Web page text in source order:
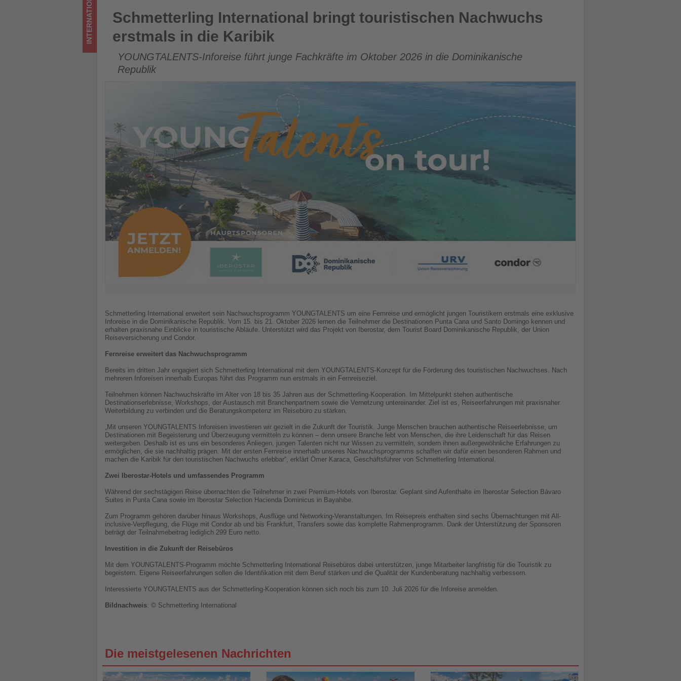
Tourismus
Schmetterling International bringt touristischen Nachwuchs erstmals in die Karibik
INTERNATIONAL
Schmetterling International bringt touristischen Nachwuchs
erstmals in die Karibik
YOUNGTALENTS-Inforeise führt junge Fachkräfte im Oktober 2026 in die Dominikanische
Republik
Schmetterling International erweitert sein Nachwuchsprogramm YOUNGTALENTS um eine Fernreise und ermöglicht jungen Touristikern erstmals eine exklusive
Inforeise in die Dominikanische Republik. Vom 15. bis 21. Oktober 2026 lernen die Teilnehmer die Destinationen Punta Cana und Santo Domingo kennen und
erhalten praxisnahe Einblicke in touristische Abläufe. Unterstützt wird das Projekt von Iberostar, dem Tourist Board Dominikanische Republik, der Union
Reiseversicherung und Condor.
Fernreise erweitert das Nachwuchsprogramm
Bereits im dritten Jahr engagiert sich Schmetterling International mit dem YOUNGTALENTS-Konzept für die Förderung des touristischen Nachwuchses. Nach
mehreren Inforeisen innerhalb Europas führt das Programm nun erstmals in ein Fernreiseziel.
Teilnehmen können Nachwuchskräfte im Alter von 18 bis 35 Jahren aus der Schmetterling-Kooperation. Im Mittelpunkt stehen authentische
Destinationserlebnisse, Workshops, der Austausch mit Branchenpartnern sowie die Vernetzung untereinander. Ziel ist es, Reiseerfahrungen mit praxisnaher
Weiterbildung zu verbinden und die Beratungskompetenz im Reisebüro zu stärken.
„Mit unseren YOUNGTALENTS Inforeisen investieren wir gezielt in die Zukunft der Touristik. Junge Menschen brauchen authentische Reiseerlebnisse, um
Destinationen mit Begeisterung und Überzeugung vermitteln zu können – denn unsere Branche lebt von Menschen, die ihre Leidenschaft für das Reisen
weitergeben. Deshalb ist es uns ein besonderes Anliegen, jungen Talenten nicht nur Wissen zu vermitteln, sondern ihnen außergewöhnliche Erfahrungen zu
ermöglichen, die sie nachhaltig prägen. Mit der ersten Fernreise innerhalb unseres Nachwuchsprogramms schaffen wir dafür einen besonderen Rahmen und
machen die Karibik für den touristischen Nachwuchs erlebbar“, erklärt Ömer Karaca, Geschäftsführer von Schmetterling International.
Zwei Iberostar-Hotels und umfassendes Programm
Während der sechstägigen Reise übernachten die Teilnehmer in zwei Premium-Hotels von Iberostar. Geplant sind Aufenthalte im Iberostar Selection Bávaro
Suites in Punta Cana sowie im Iberostar Selection Hacienda Dominicus in Bayahibe.
Zum Programm gehören darüber hinaus Workshops, Ausflüge und Networking-Veranstaltungen. Im Reisepreis enthalten sind sechs Übernachtungen mit All-
inclusive-Verpflegung, die Flüge mit Condor ab und bis Frankfurt, Transfers sowie das komplette Rahmenprogramm. Dank der Unterstützung der Sponsoren
beträgt der Teilnahmebeitrag lediglich 299 Euro netto.
Investition in die Zukunft der Reisebüros
Mit dem YOUNGTALENTS-Programm möchte Schmetterling International Reisebüros dabei unterstützen, junge Mitarbeiter langfristig für die Touristik zu
begeistern. Eigene Reiseerfahrungen sollen die Identifikation mit dem Beruf stärken und die Qualität der Kundenberatung nachhaltig verbessern.
Interessierte YOUNGTALENTS aus der Schmetterling-Kooperation können sich noch bis zum 10. Juli 2026 für die Inforeise anmelden.
Bildnachweis: © Schmetterling International
Die meistgelesenen Nachrichten